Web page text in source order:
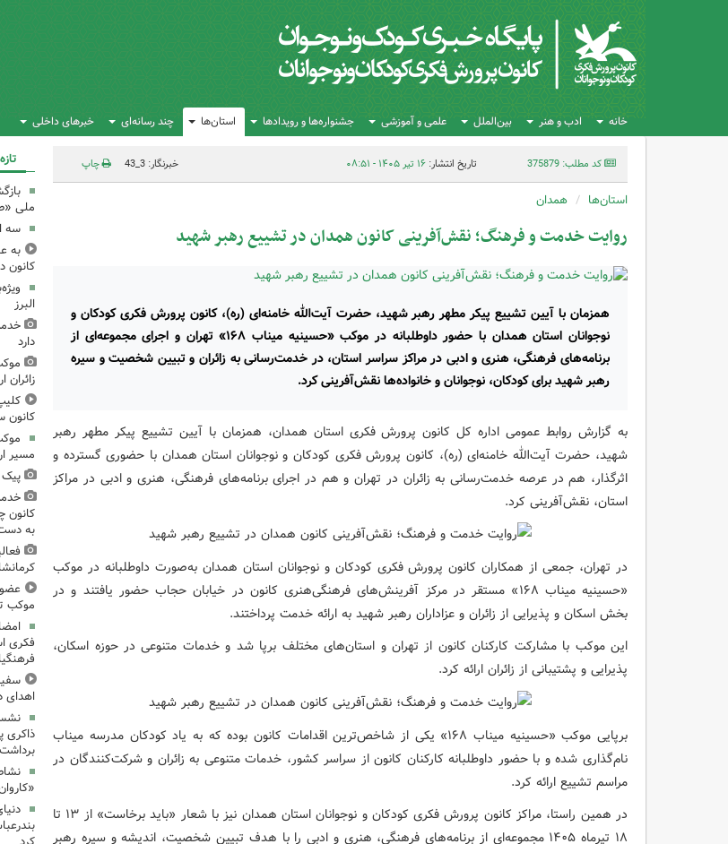
خانه ادب و هنر بین‌الملل علمی و آموزشی جشنواره‌ها و رویدادها استان‌ها چند رسانه‌ای خبرهای داخلی
کد مطلب: 375879 تاریخ انتشار:۱۶ تیر ۱۴۰۵ - ۰۸:۵۱ خبرنگار: 3_43 چاپ
استان‌ها همدان
روایت خدمت و فرهنگ؛ نقش‌آفرینی کانون همدان در تشییع رهبر شهید
همزمان با آیین تشییع پیکر مطهر رهبر شهید، حضرت آیت‌الله خامنه‌ای (ره)، کانون پرورش فکری کودکان و
نوجوانان استان همدان با حضور داوطلبانه در موکب «حسینیه میناب ۱۶۸» تهران و اجرای مجموعه‌ای از
برنامه‌های فرهنگی، هنری و ادبی در مراکز سراسر استان، در خدمت‌رسانی به زائران و تبیین شخصیت و سیره
رهبر شهید برای کودکان، نوجوانان و خانواده‌ها نقش‌آفرینی کرد.
به گزارش روابط عمومی اداره کل کانون پرورش فکری استان همدان، همزمان با آیین تشییع پیکر مطهر رهبر
شهید، حضرت آیت‌الله خامنه‌ای (ره)، کانون پرورش فکری کودکان و نوجوانان استان همدان با حضوری گسترده و
اثرگذار، هم در عرصه خدمت‌رسانی به زائران در تهران و هم در اجرای برنامه‌های فرهنگی، هنری و ادبی در مراکز
استان، نقش‌آفرینی کرد.
در تهران، جمعی از همکاران کانون پرورش فکری کودکان و نوجوانان استان همدان به‌صورت داوطلبانه در موکب
«حسینیه میناب ۱۶۸» مستقر در مرکز آفرینش‌های فرهنگی‌هنری کانون در خیابان حجاب حضور یافتند و در
بخش اسکان و پذیرایی از زائران و عزاداران رهبر شهید به ارائه خدمت پرداختند.
این موکب با مشارکت کارکنان کانون از تهران و استان‌های مختلف برپا شد و خدمات متنوعی در حوزه اسکان،
پذیرایی و پشتیبانی از زائران ارائه کرد.
برپایی موکب «حسینیه میناب ۱۶۸» یکی از شاخص‌ترین اقدامات کانون بوده که به یاد کودکان مدرسه میناب
نام‌گذاری شده و با حضور داوطلبانه کارکنان کانون از سراسر کشور، خدمات متنوعی به زائران و شرکت‌کنندگان در
مراسم تشییع ارائه کرد.
در همین راستا، مراکز کانون پرورش فکری کودکان و نوجوانان استان همدان نیز با شعار «باید برخاست» از ۱۳ تا
۱۸ تیرماه ۱۴۰۵ مجموعه‌ای از برنامه‌های فرهنگی، هنری و ادبی را با هدف تبیین شخصیت، اندیشه و سیره رهبر
ملی
سه
به
کانون
البرز
دارد
زائران
کانون
مسیر
پیک
کانون
به
موکب
فکری
اهدای
ذاکری
برداشت